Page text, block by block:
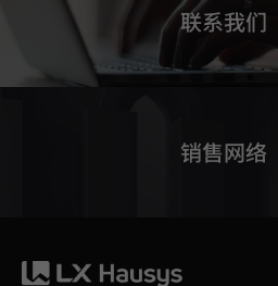
联系我们
销售网络